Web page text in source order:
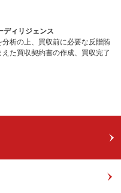
ディリジェンス
析の上、買収前に必要な反贈賄
た買収契約書の作成、買収完了